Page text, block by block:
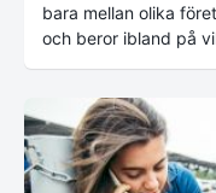
bara mellan olika
och beror ibland på